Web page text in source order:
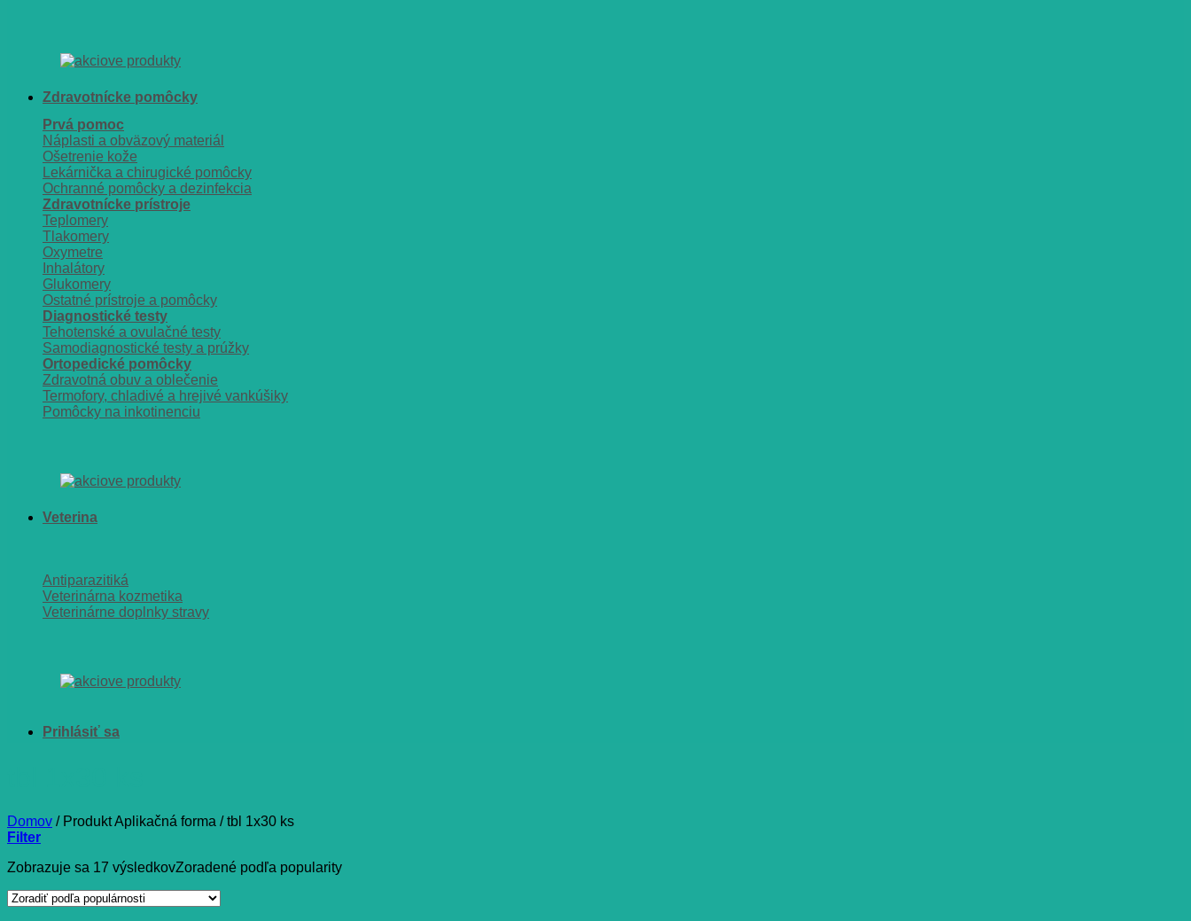
Zdravotnícke pomôcky
Prvá pomoc
Náplasti a obväzový materiál
Ošetrenie kože
Lekárnička a chirugické pomôcky
Ochranné pomôcky a dezinfekcia
Zdravotnícke prístroje
Teplomery
Tlakomery
Oxymetre
Inhalátory
Glukomery
Ostatné prístroje a pomôcky
Diagnostické testy
Tehotenské a ovulačné testy
Samodiagnostické testy a prúžky
Ortopedické pomôcky
Zdravotná obuv a oblečenie
Termofory, chladivé a hrejivé vankúšiky
Pomôcky na inkotinenciu
Veterina
Antiparazitiká
Veterinárna kozmetika
Veterinárne doplnky stravy
Domov /Produkt Aplikačná forma /tbl 1x30 ks
Filter
Zobrazuje sa 17 výsledkovZoradené podľa popularity